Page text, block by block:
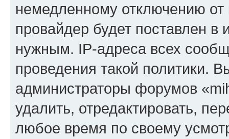
немедленному отключению
провайдер будет поставлен в
нужным. IP-адреса всех
проведения такой политики.
администраторы форумов
удалить, отредактировать,
любое время по своему